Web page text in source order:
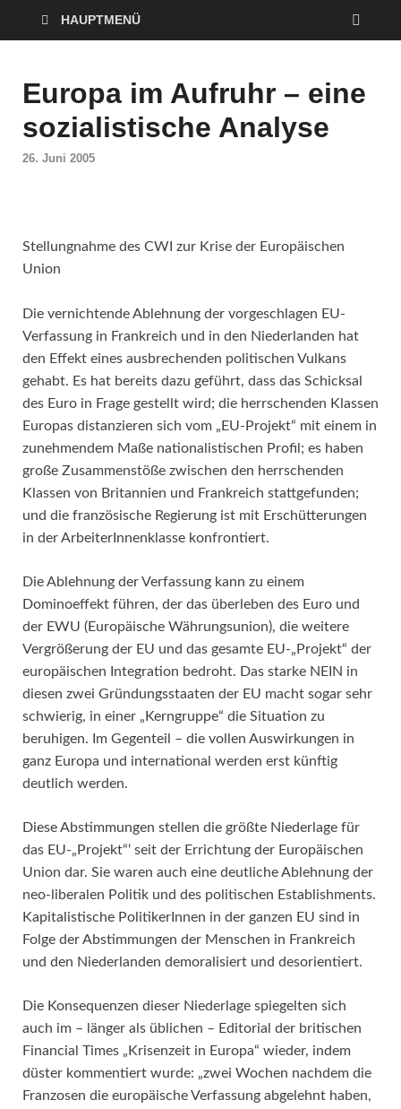
HAUPTMENÜ
Europa im Aufruhr – eine
sozialistische Analyse
26. Juni 2005
Stellungnahme des CWI zur Krise der Europäischen
Union
Die vernichtende Ablehnung der vorgeschlagen EU-
Verfassung in Frankreich und in den Niederlanden hat
den Effekt eines ausbrechenden politischen Vulkans
gehabt. Es hat bereits dazu geführt, dass das Schicksal
des Euro in Frage gestellt wird; die herrschenden Klassen
Europas distanzieren sich vom „EU-Projekt“ mit einem in
zunehmendem Maße nationalistischen Profil; es haben
große Zusammenstöße zwischen den herrschenden
Klassen von Britannien und Frankreich stattgefunden;
und die französische Regierung ist mit Erschütterungen
in der ArbeiterInnenklasse konfrontiert.
Die Ablehnung der Verfassung kann zu einem
Dominoeffekt führen, der das überleben des Euro und
der EWU (Europäische Währungsunion), die weitere
Vergrößerung der EU und das gesamte EU-„Projekt“ der
europäischen Integration bedroht. Das starke NEIN in
diesen zwei Gründungsstaaten der EU macht sogar sehr
schwierig, in einer „Kerngruppe“ die Situation zu
beruhigen. Im Gegenteil – die vollen Auswirkungen in
ganz Europa und international werden erst künftig
deutlich werden.
Diese Abstimmungen stellen die größte Niederlage für
das EU-„Projekt“‘ seit der Errichtung der Europäischen
Union dar. Sie waren auch eine deutliche Ablehnung der
neo-liberalen Politik und des politischen Establishments.
Kapitalistische PolitikerInnen in der ganzen EU sind in
Folge der Abstimmungen der Menschen in Frankreich
und den Niederlanden demoralisiert und desorientiert.
Die Konsequenzen dieser Niederlage spiegelten sich
auch im – länger als üblichen – Editorial der britischen
Financial Times „Krisenzeit in Europa“ wieder, indem
düster kommentiert wurde: „zwei Wochen nachdem die
Franzosen die europäische Verfassung abgelehnt haben,